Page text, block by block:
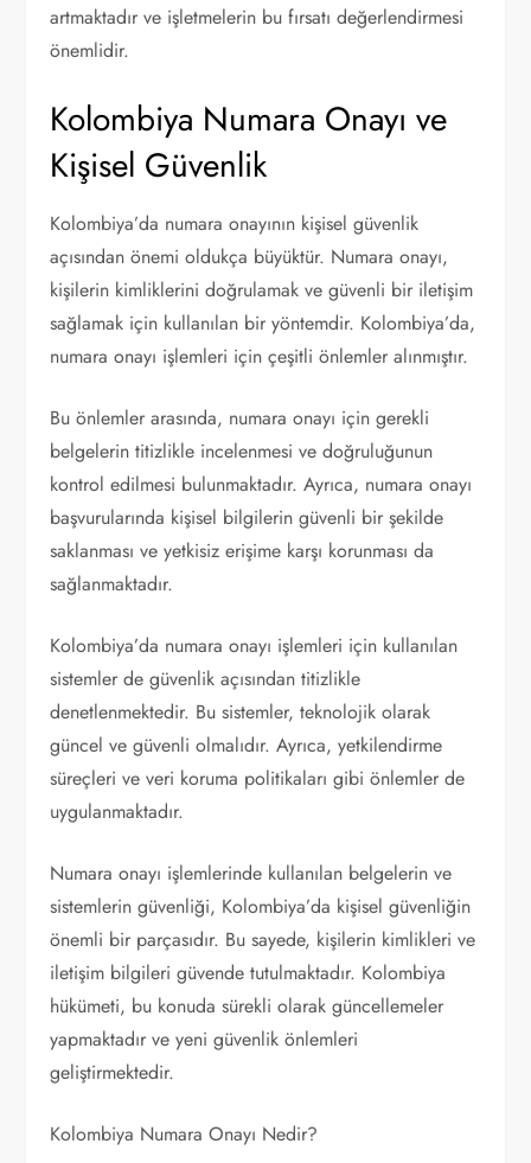
artmaktadır ve işletmelerin bu fırsatı değerlendirmesi
önemlidir.
Kolombiya Numara Onayı ve
Kişisel Güvenlik
Kolombiya’da numara onayının kişisel güvenlik
açısından önemi oldukça büyüktür. Numara onayı,
kişilerin kimliklerini doğrulamak ve güvenli bir iletişim
sağlamak için kullanılan bir yöntemdir. Kolombiya’da,
numara onayı işlemleri için çeşitli önlemler alınmıştır.
Bu önlemler arasında, numara onayı için gerekli
belgelerin titizlikle incelenmesi ve doğruluğunun
kontrol edilmesi bulunmaktadır. Ayrıca, numara onayı
başvurularında kişisel bilgilerin güvenli bir şekilde
saklanması ve yetkisiz erişime karşı korunması da
sağlanmaktadır.
Kolombiya’da numara onayı işlemleri için kullanılan
sistemler de güvenlik açısından titizlikle
denetlenmektedir. Bu sistemler, teknolojik olarak
güncel ve güvenli olmalıdır. Ayrıca, yetkilendirme
süreçleri ve veri koruma politikaları gibi önlemler de
uygulanmaktadır.
Numara onayı işlemlerinde kullanılan belgelerin ve
sistemlerin güvenliği, Kolombiya’da kişisel güvenliğin
önemli bir parçasıdır. Bu sayede, kişilerin kimlikleri ve
iletişim bilgileri güvende tutulmaktadır. Kolombiya
hükümeti, bu konuda sürekli olarak güncellemeler
yapmaktadır ve yeni güvenlik önlemleri
geliştirmektedir.
Kolombiya Numara Onayı Nedir?